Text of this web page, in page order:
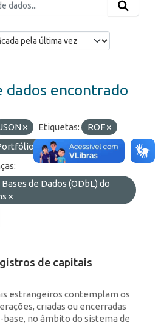
dados encontrado
Etiquetas:
ROF
Organizações:
de Dados (ODbL) do
de capitais
estrangeiros contemplam os
criadas ou encerradas
no âmbito do sistema de